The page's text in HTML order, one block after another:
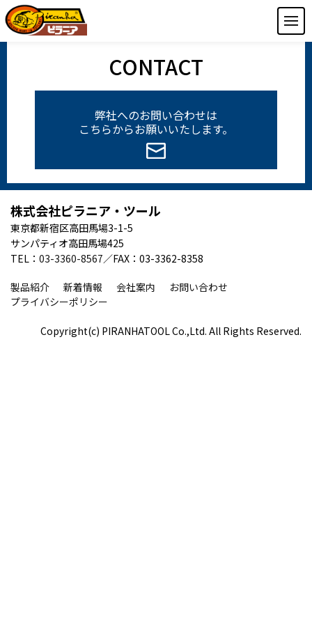
CONTACT
弊社へのお問い合わせは
こちらからお願いいたします。
株式会社ピラニア・ツール
東京都新宿区高田馬場3-1-5
サンパティオ高田馬場425
TEL： 03-3360-8567／FAX：03-3362-8358
製品紹介 新着情報 会社案内
お問い合わせ
プライバシーポリシー
Copyright(c) PIRANHATOOL Co.,Ltd. All Rights Reserved.